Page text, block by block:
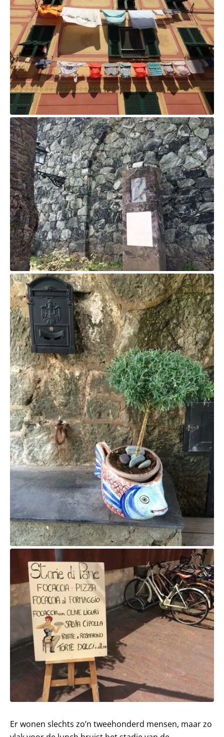
Er wonen slechts zo’n tweehonderd mensen, maar zo